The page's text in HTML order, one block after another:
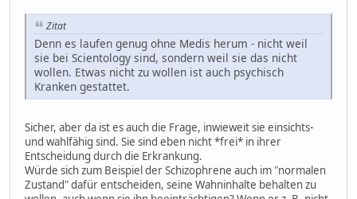
Zitat
Denn es laufen genug ohne Medis herum - nicht weil
sie bei Scientology sind, sondern weil sie das nicht
wollen. Etwas nicht zu wollen ist auch psychisch
Kranken gestattet.
Sicher, aber da ist es auch die Frage, inwieweit sie einsichts-
und wahlfähig sind. Sie sind eben nicht *frei* in ihrer
Entscheidung durch die Erkrankung.
Würde sich zum Beispiel der Schizophrene auch im "normalen
Zustand" dafür entscheiden, seine Wahninhalte behalten zu